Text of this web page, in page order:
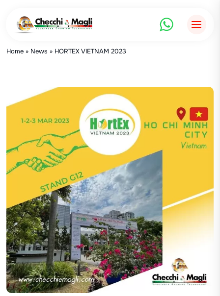
contenuto
Home » News » HORTEX VIETNAM 2023